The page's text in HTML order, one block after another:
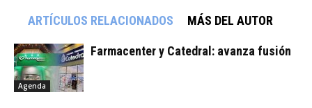
ARTÍCULOS RELACIONADOS MÁS DEL AUTOR
Agenda
Farmacenter y Catedral: avanza fusión